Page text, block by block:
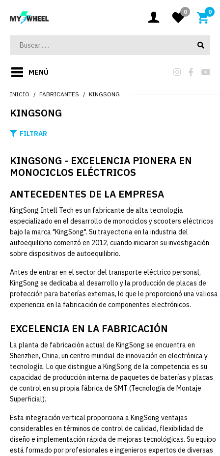
0 0
MENÚ
INICIO FABRICANTES KINGSONG
KINGSONG
FILTRAR
KINGSONG - EXCELENCIA PIONERA EN
MONOCICLOS ELÉCTRICOS
ANTECEDENTES DE LA EMPRESA
KingSong Intell Tech es un fabricante de alta tecnología
especializado en el desarrollo de monociclos y scooters eléctricos
bajo la marca "KingSong". Su trayectoria en la industria del
autoequilibrio comenzó en 2012, cuando iniciaron su investigación
sobre dispositivos de autoequilibrio.
Antes de entrar en el sector del transporte eléctrico personal,
KingSong se dedicaba al desarrollo y la producción de placas de
protección para baterías externas, lo que le proporcionó una valiosa
experiencia en la fabricación de componentes electrónicos.
EXCELENCIA EN LA FABRICACIÓN
La planta de fabricación actual de KingSong se encuentra en
Shenzhen, China, un centro mundial de innovación en electrónica y
tecnología. Lo que distingue a KingSong de la competencia es su
capacidad de producción interna de paquetes de baterías y placas
de control en su propia fábrica de SMT (Tecnología de Montaje
Superficial).
Esta integración vertical proporciona a KingSong ventajas
considerables en términos de control de calidad, flexibilidad de
diseño e implementación rápida de mejoras tecnológicas. Su equipo
está formado por profesionales e ingenieros expertos de diversas